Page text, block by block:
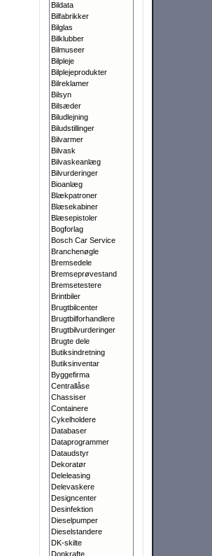
Bildata
Bilfabrikker
Bilglas
Bilklubber
Bilmuseer
Bilpleje
Bilplejeprodukter
Bilreklamer
Bilsyn
Bilsæder
Biludlejning
Biludstillinger
Bilvarmer
Bilvask
Bilvaskeanlæg
Bilvurderinger
Bioanlæg
Blækpatroner
Blæsekabiner
Blæsepistoler
Bogforlag
Bosch Car Service
Branchenøgle
Bremsedele
Bremseprøvestand
Bremsetestere
Brintbiler
Brugtbilcenter
Brugtbilforhandlere
Brugtbilvurderinger
Brugte dele
Butiksindretning
Butiksinventar
Byggefirma
Centrallåse
Chassiser
Containere
Cykelholdere
Databaser
Dataprogrammer
Dataudstyr
Dekoratør
Deleleasing
Delevaskere
Designcenter
Desinfektion
Dieselpumper
Dieselstandere
DK-skilte
Donkrafte